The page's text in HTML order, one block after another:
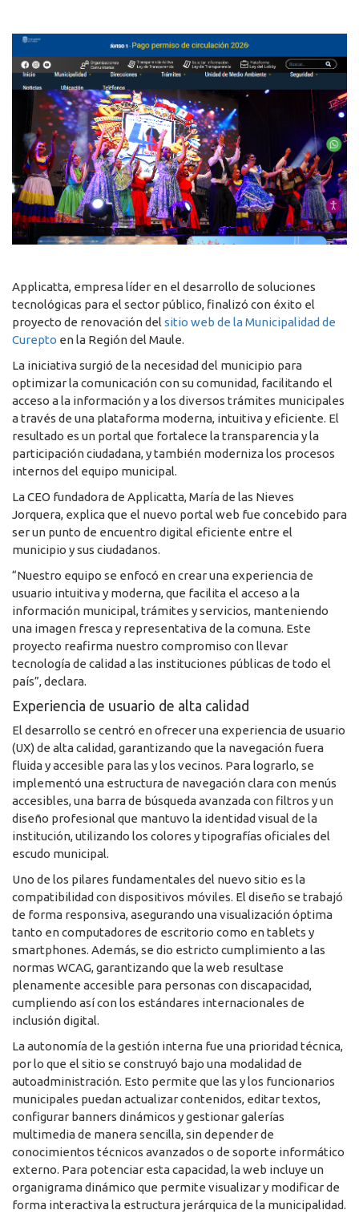
Applicatta, empresa líder en el desarrollo de soluciones
tecnológicas para el sector público, finalizó con éxito el
proyecto de renovación del sitio web de la Municipalidad de
Curepto en la Región del Maule.
La iniciativa surgió de la necesidad del municipio para
optimizar la comunicación con su comunidad, facilitando el
acceso a la información y a los diversos trámites municipales
a través de una plataforma moderna, intuitiva y eficiente. El
resultado es un portal que fortalece la transparencia y la
participación ciudadana, y también moderniza los procesos
internos del equipo municipal.
La CEO fundadora de Applicatta, María de las Nieves
Jorquera, explica que el nuevo portal web fue concebido para
ser un punto de encuentro digital eficiente entre el
municipio y sus ciudadanos.
“Nuestro equipo se enfocó en crear una experiencia de
usuario intuitiva y moderna, que facilita el acceso a la
información municipal, trámites y servicios, manteniendo
una imagen fresca y representativa de la comuna. Este
proyecto reafirma nuestro compromiso con llevar
tecnología de calidad a las instituciones públicas de todo el
país”, declara.
Experiencia de usuario de alta calidad
El desarrollo se centró en ofrecer una experiencia de usuario
(UX) de alta calidad, garantizando que la navegación fuera
fluida y accesible para las y los vecinos. Para lograrlo, se
implementó una estructura de navegación clara con menús
accesibles, una barra de búsqueda avanzada con filtros y un
diseño profesional que mantuvo la identidad visual de la
institución, utilizando los colores y tipografías oficiales del
escudo municipal.
Uno de los pilares fundamentales del nuevo sitio es la
compatibilidad con dispositivos móviles. El diseño se trabajó
de forma responsiva, asegurando una visualización óptima
tanto en computadores de escritorio como en tablets y
smartphones. Además, se dio estricto cumplimiento a las
normas WCAG, garantizando que la web resultase
plenamente accesible para personas con discapacidad,
cumpliendo así con los estándares internacionales de
inclusión digital.
La autonomía de la gestión interna fue una prioridad técnica,
por lo que el sitio se construyó bajo una modalidad de
autoadministración. Esto permite que las y los funcionarios
municipales puedan actualizar contenidos, editar textos,
configurar banners dinámicos y gestionar galerías
multimedia de manera sencilla, sin depender de
conocimientos técnicos avanzados o de soporte informático
externo. Para potenciar esta capacidad, la web incluye un
organigrama dinámico que permite visualizar y modificar de
forma interactiva la estructura jerárquica de la municipalidad.